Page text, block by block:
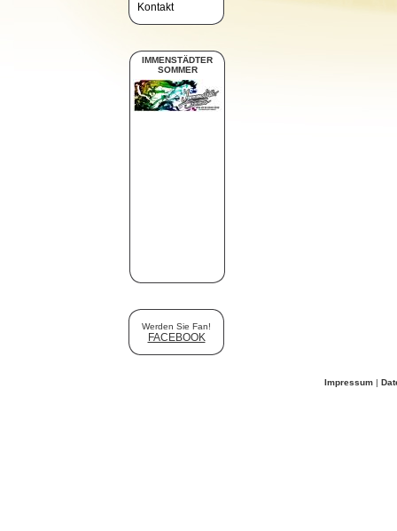
Kontakt
IMMENSTÄDTER
SOMMER
Werden Sie Fan!
FACEBOOK
Impressum|